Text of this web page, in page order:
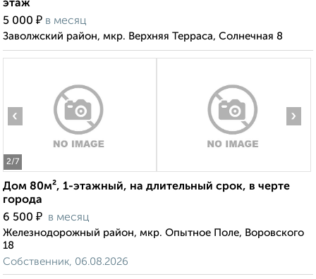
этаж
5 000 ₽ в месяц
Заволжский район, мкр. Верхняя Терраса, Солнечная 8
2/7
‹ ›
Дом 80м², 1-этажный, на длительный срок, в черте
города
6 500 ₽ в месяц
Железнодорожный район, мкр. Опытное Поле, Воровского
18
Собственник, 06.08.2026